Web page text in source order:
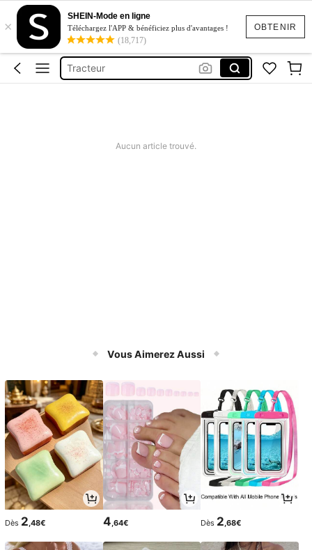
OBTENIR
×
SHEIN-Mode en ligne
Téléchargez l'APP & bénéficiez plus d'avantages !
(18,717)
Maillot De Bain 2 Pieces
Robot
Tracteur
Aucun article trouvé.
Vous Aimerez Aussi
Dès 2 ,48€ 4 ,64€ Dès 2 ,68€